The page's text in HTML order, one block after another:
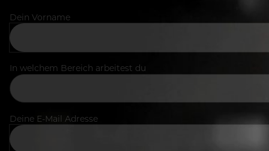
Dein Vorname
In welchem Bereich arbeitest du
Deine E-Mail Adresse